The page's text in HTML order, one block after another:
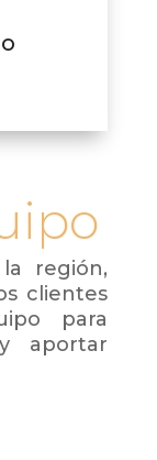
región,
clientes
para
aportar